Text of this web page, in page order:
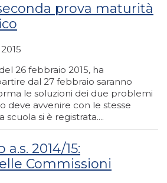
prova maturità
26 febbraio 2015, ha
dal 27 febbraio saranno
le soluzioni dei due problemi
deve avvenire con le stesse
scuola si è registrata....
2014/15:
Commissioni